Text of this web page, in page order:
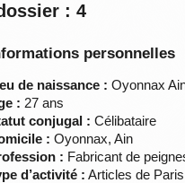
: 4
personnelles
de naissance : Oyonnax
: 27 ans
conjugal : Célibataire
: Oyonnax, Ain
: Fabricant de
d’activité : Articles de Paris